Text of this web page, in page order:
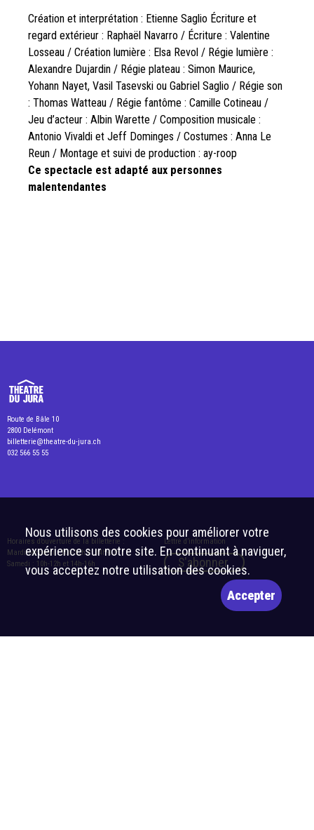
Création et interprétation : Etienne Saglio Écriture et
regard extérieur : Raphaël Navarro / Écriture : Valentine
Losseau / Création lumière : Elsa Revol / Régie lumière :
Alexandre Dujardin / Régie plateau : Simon Maurice,
Yohann Nayet, Vasil Tasevski ou Gabriel Saglio / Régie son
: Thomas Watteau / Régie fantôme : Camille Cotineau /
Jeu d’acteur : Albin Warette / Composition musicale :
Antonio Vivaldi et Jeff Dominges / Costumes : Anna Le
Reun / Montage et suivi de production : ay-roop
Ce spectacle est adapté aux personnes
malentendantes
Route de Bâle 10
2800 Delémont
billetterie@theatre-du-jura.ch
032 566 55 55
Horaires d’ouverture de la billetterie :
Mardi-vendredi : 10h-12h et 14h-17h
Samedi : 10h-12h et 14h-16h
Lettre d’information
S'abonner
Nous utilisons des cookies pour améliorer votre
expérience sur notre site. En continuant à naviguer,
vous acceptez notre utilisation des cookies.
Accepter